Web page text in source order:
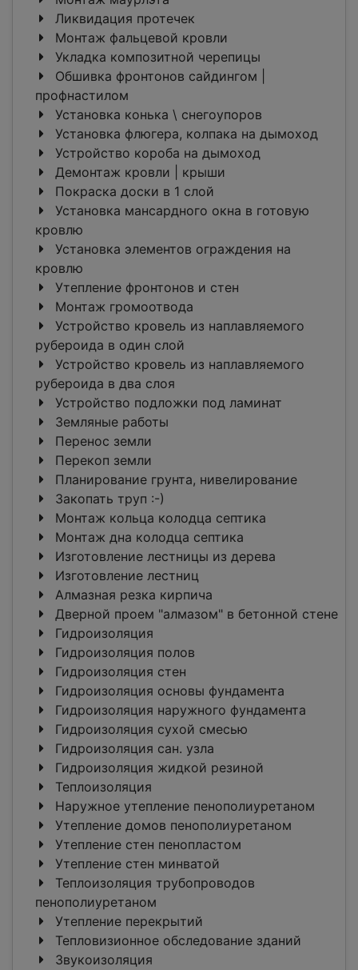
Ликвидация протечек
Монтаж фальцевой кровли
Укладка композитной черепицы
Обшивка фронтонов сайдингом |
профнастилом
Установка конька \ снегоупоров
Установка флюгера, колпака на дымоход
Устройство короба на дымоход
Демонтаж кровли | крыши
Покраска доски в 1 слой
Установка мансардного окна в готовую
кровлю
Установка элементов ограждения на
кровлю
Утепление фронтонов и стен
Монтаж громоотвода
Устройство кровель из наплавляемого
рубероида в один слой
Устройство кровель из наплавляемого
рубероида в два слоя
Устройство подложки под ламинат
Земляные работы
Перенос земли
Перекоп земли
Планирование грунта, нивелирование
Закопать труп :-)
Монтаж кольца колодца септика
Монтаж дна колодца септика
Изготовление лестницы из дерева
Изготовление лестниц
Алмазная резка кирпича
Дверной проем "алмазом" в бетонной стене
Гидроизоляция
Гидроизоляция полов
Гидроизоляция стен
Гидроизоляция основы фундамента
Гидроизоляция наружного фундамента
Гидроизоляция сухой смесью
Гидроизоляция сан. узла
Гидроизоляция жидкой резиной
Теплоизоляция
Наружное утепление пенополиуретаном
Утепление домов пенополиуретаном
Утепление стен пенопластом
Утепление стен минватой
Теплоизоляция трубопроводов
пенополиуретаном
Утепление перекрытий
Тепловизионное обследование зданий
Звукоизоляция